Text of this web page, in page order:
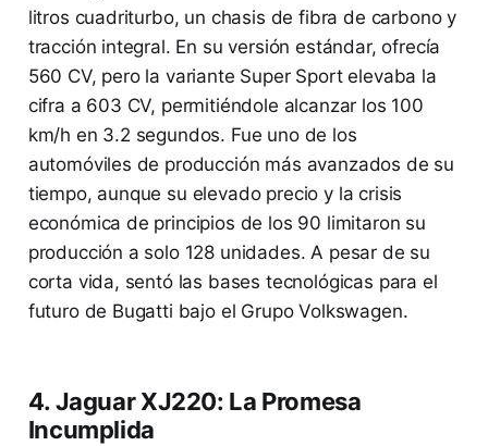
litros cuadriturbo, un chasis de fibra de carbono y
tracción integral. En su versión estándar, ofrecía
560 CV, pero la variante Super Sport elevaba la
cifra a 603 CV, permitiéndole alcanzar los 100
km/h en 3.2 segundos. Fue uno de los
automóviles de producción más avanzados de su
tiempo, aunque su elevado precio y la crisis
económica de principios de los 90 limitaron su
producción a solo 128 unidades. A pesar de su
corta vida, sentó las bases tecnológicas para el
futuro de Bugatti bajo el Grupo Volkswagen.
4. Jaguar XJ220: La Promesa
Incumplida